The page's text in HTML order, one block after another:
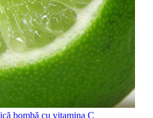
bombă cu vitamina C